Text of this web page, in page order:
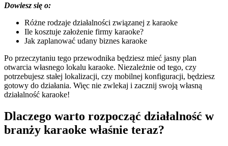
Dowiesz się o:
Różne rodzaje działalności związanej z karaoke
Ile kosztuje założenie firmy karaoke?
Jak zaplanować udany biznes karaoke
Po przeczytaniu tego przewodnika będziesz mieć jasny plan
otwarcia własnego lokalu karaoke. Niezależnie od tego, czy
potrzebujesz stałej lokalizacji, czy mobilnej konfiguracji, będziesz
gotowy do działania. Więc nie zwlekaj i zacznij swoją własną
działalność karaoke!
Dlaczego warto rozpocząć działalność w
branży karaoke właśnie teraz?